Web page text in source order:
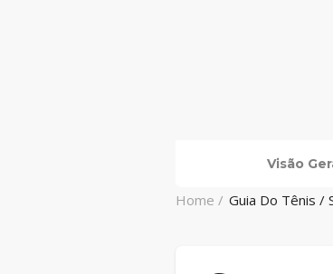
Visão
Home / Guia Do Tênis /